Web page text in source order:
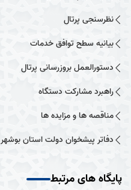
نظرسنجی پرتال
بیانیه سطح توافق خدمات
دستورالعمل بروزرسانی پرتال
راهبرد مشارکت دستگاه
مناقصه ها و مزایده ها
دفاتر پیشخوان دولت استان بوشهر
پایگاه های مرتبط